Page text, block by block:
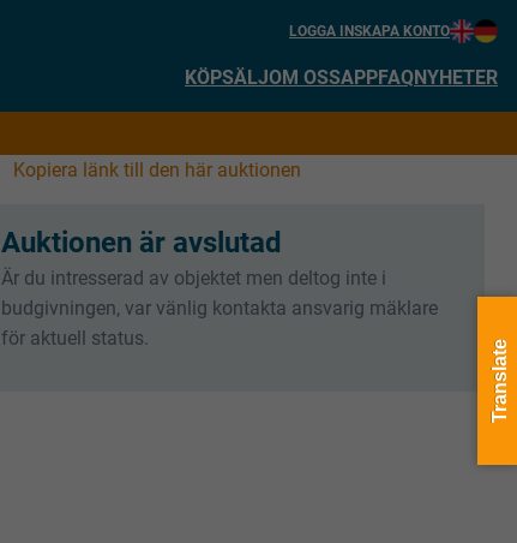
LOGGA INSKAPA KONTO
KÖPSÄLJOM OSSAPPFAQNYHETER
Kopiera länk till den här auktionen
Auktionen är avslutad
Är du intresserad av objektet men deltog inte i
budgivningen, var vänlig kontakta ansvarig mäklare
för aktuell status.
Translate